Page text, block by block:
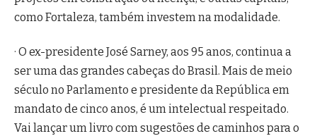
como Fortaleza, também investem na modalidade.
· O ex-presidente José Sarney, aos 95 anos, continua a
ser uma das grandes cabeças do Brasil. Mais de meio
século no Parlamento e presidente da República em
mandato de cinco anos, é um intelectual respeitado.
Vai lançar um livro com sugestões de caminhos para o